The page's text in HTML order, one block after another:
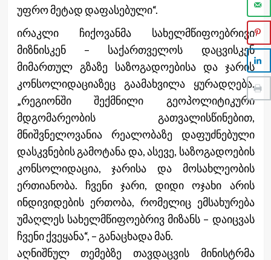
უფრო მეტად დაფასებული“.
ირაკლი ჩიქოვანმა სახელმწიფოებრივი
მიზნისკენ – საქართველოს დაცვისკენ
მიმართულ გზაზე საზოგადოებისა და ჯარის
კონსოლიდაციაზეც გაამახვილა ყურადღება.
„რეგიონში შექმნილი გეოპოლიტიკური
მდგომარეობის გათვალისწინებით,
მნიშვნელოვანია რეალობაზე დაფუძნებული
დასკვნების გამოტანა და, ასევე, საზოგადოების
კონსოლიდაცია, ჯარისა და მოსახლეობის
ერთიანობა. ჩვენი ჯარი, დიდი ოჯახი არის
ინდივიდების ერთობა, რომელიც ემსახურება
უმაღლეს სახელმწიფოებრივ მიზანს – დაიცვას
ჩვენი ქვეყანა“, – განაცხადა მან.
აღნიშნულ თემებზე თავდაცვის მინისტრმა